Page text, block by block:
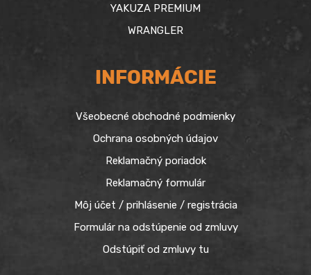
YAKUZA PREMIUM
WRANGLER
INFORMÁCIE
Všeobecné obchodné podmienky
Ochrana osobných údajov
Reklamačný poriadok
Reklamačný formulár
Môj účet / prihlásenie / registrácia
Formulár na odstúpenie od zmluvy
Odstúpiť od zmluvy tu